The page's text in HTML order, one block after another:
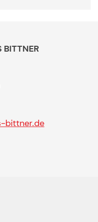
BITTNER
bittner.de